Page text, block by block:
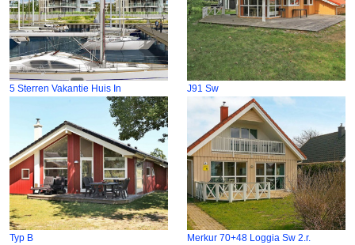
5 Sterren Vakantie Huis In J91 Sw
Typ B Merkur 70+48 Loggia Sw 2.r.